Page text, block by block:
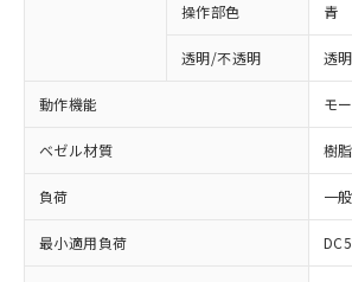
操作部色 青
透明/不透明 透明
動作機能 モ
ベゼル材質 樹脂
負荷 一
最小適用負荷